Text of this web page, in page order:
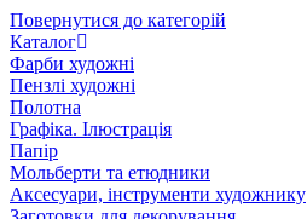
Повернутися до категорій
Каталог
Фарби художні
Пензлі художні
Полотна
Графіка. Ілюстрація
Папір
Мольберти та етюдники
Аксесуари, інструменти художнику